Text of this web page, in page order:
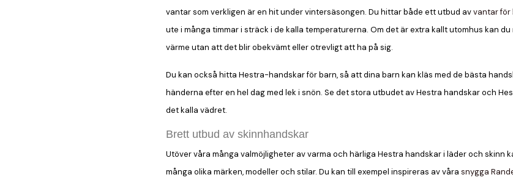
vantar som verkligen är en hit under vintersäsongen. Du hittar både ett utbud avvantar för
ute i många timmar i sträck i de kalla temperaturerna. Om det är extra kallt utomhus kan
värme utan att det blir obekvämt eller otrevligt att ha på sig.
Du kan också hitta Hestra-handskar för barn, så att dina barn kan kläs med de bästa
händerna efter en hel dag med lek i snön. Se det stora utbudet av Hestra handskar och
det kalla vädret.
Brett utbud av skinnhandskar
Utöver våra många valmöjligheter av varma och härliga Hestra handskar i läder och skinn
många olika märken, modeller och stilar. Du kan till exempel inspireras av våra snygga